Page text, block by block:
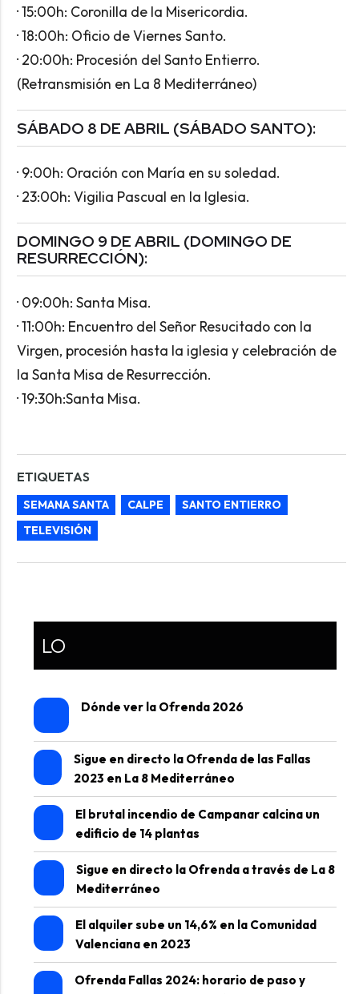
· 15:00h: Coronilla de la Misericordia.
· 18:00h: Oficio de Viernes Santo.
· 20:00h: Procesión del Santo Entierro.
(Retransmisión en La 8 Mediterráneo)
SÁBADO 8 DE ABRIL (SÁBADO SANTO):
· 9:00h: Oración con María en su soledad.
· 23:00h: Vigilia Pascual en la Iglesia.
DOMINGO 9 DE ABRIL (DOMINGO DE
RESURRECCIÓN):
· 09:00h: Santa Misa.
· 11:00h: Encuentro del Señor Resucitado con la
Virgen, procesión hasta la iglesia y celebración de
la Santa Misa de Resurrección.
· 19:30h:Santa Misa.
ETIQUETAS
SEMANA SANTA CALPE
SANTO ENTIERRO
TELEVISIÓN
LO
Dónde ver la Ofrenda 2026
Sigue en directo la Ofrenda de las Fallas
2023 en La 8 Mediterráneo
El brutal incendio de Campanar calcina un
edificio de 14 plantas
Sigue en directo la Ofrenda a través de La 8
Mediterráneo
El alquiler sube un 14,6% en la Comunidad
Valenciana en 2023
Ofrenda Fallas 2024: horario de paso y